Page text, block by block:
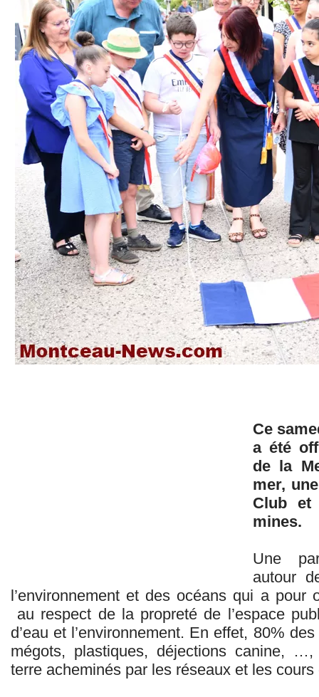
Ce
a été
de la
mer,
Club et
mines.
Une
autour
l’environnement et des océans qui a pour
au respect de la propreté de l’espace
d’eau et l’environnement. En effet, 80%
mégots, plastiques, déjections canine,
terre acheminés par les réseaux et les cours